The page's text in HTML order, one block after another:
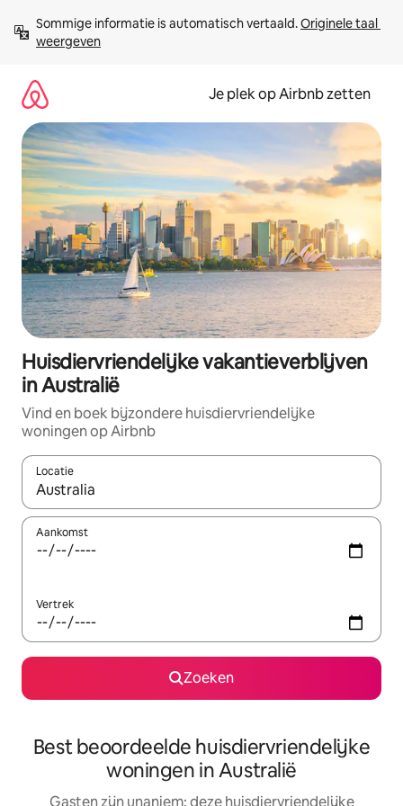
direct
naar
Sommige informatie is automatisch vertaald. Originele taal
weergeven
Je plek op Airbnb zetten
Huisdiervriendelijke vakantieverblijven
in Australië
Vind en boek bijzondere huisdiervriendelijke
woningen op Airbnb
Locatie
Wanneer er resultaten beschikbaar zijn, maak je een keuze
Aankomst
Vertrek
Zoeken
Best beoordeelde huisdiervriendelijke
woningen in Australië
Gasten zijn unaniem: deze huisdiervriendelijke